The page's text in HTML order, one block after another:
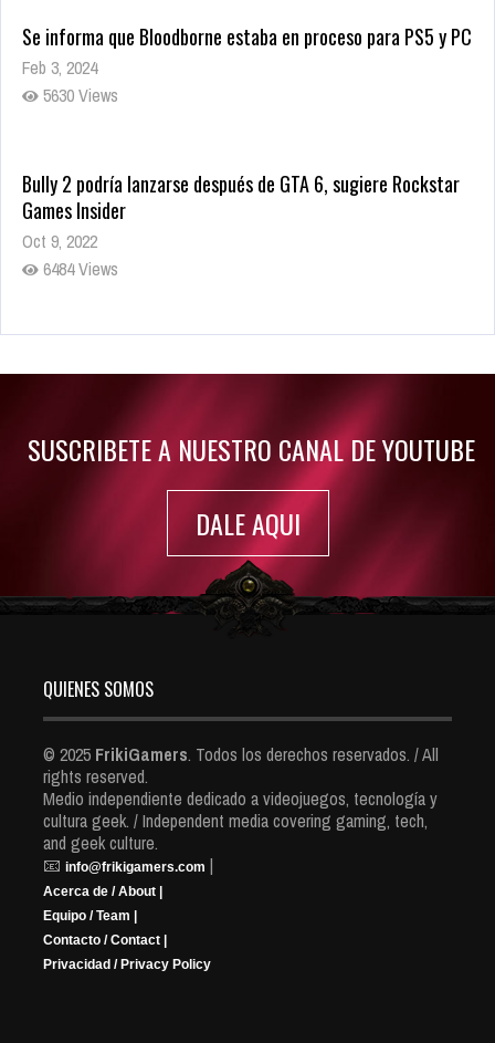
Se informa que Bloodborne estaba en proceso para PS5 y PC
Feb 3, 2024
5630 Views
Bully 2 podría lanzarse después de GTA 6, sugiere Rockstar
Games Insider
Oct 9, 2022
6484 Views
Rumor: Se filtran los primeros detalles de Resident Evil 9
SUSCRIBETE A NUESTRO CANAL DE YOUTUBE
DALE AQUI
QUIENES SOMOS
© 2025 FrikiGamers. Todos los derechos reservados. / All
rights reserved.
Medio independiente dedicado a videojuegos, tecnología y
cultura geek. / Independent media covering gaming, tech,
and geek culture.
📧 info@frikigamers.com |
Acerca de / About |
Equipo / Team |
Contacto / Contact |
Privacidad / Privacy Policy